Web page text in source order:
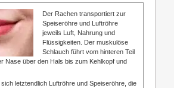
Der Rachen transportiert zur
Speiseröhre und Luftröhre
jeweils Luft, Nahrung und
Flüssigkeiten. Der muskulöse
Schlauch führt vom hinteren Teil
Nase über den Hals bis zum Kehlkopf und
sich letztendlich Luftröhre und Speiseröhre, die